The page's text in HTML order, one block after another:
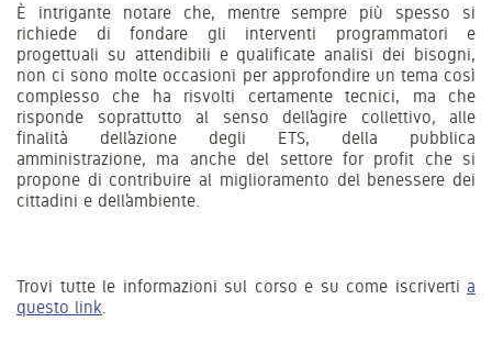
È intrigante notare che, mentre sempre più spesso si
richiede di fondare gli interventi programmatori e
progettuali su attendibili e qualificate analisi dei bisogni,
non ci sono molte occasioni per approfondire un tema così
complesso che ha risvolti certamente tecnici, ma che
risponde soprattutto al senso dell’agire collettivo, alle
finalità dell’azione degli ETS, della pubblica
amministrazione, ma anche del settore for profit che si
propone di contribuire al miglioramento del benessere dei
cittadini e dell’ambiente.
Trovi tutte le informazioni sul corso e su come iscriverti a
questo link.